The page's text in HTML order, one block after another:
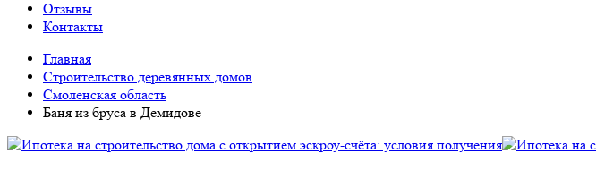
Отзывы
Контакты
Главная
Строительство деревянных домов
Смоленская область
Баня из бруса в Демидове